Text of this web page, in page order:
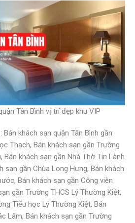
Tân Bình vị trí đẹp khu VIP
khách sạn quận Tân Bình gần
Thạch, Bán khách sạn gần Trường
Bán khách sạn gần Nhà Thờ Tin Lành
sạn gần Chùa Long Hưng, Bán khách
Bán khách sạn gần Công viên
gần Trường THCS Lý Thường Kiệt,
Tiểu học Lý Thường Kiệt, Bán
Lâm, Bán khách sạn gần Trường